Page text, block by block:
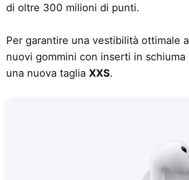
di oltre 300 milioni di punti.
Per garantire una vestibilità ottimale
nuovi gommini con inserti in
una nuova taglia XXS.